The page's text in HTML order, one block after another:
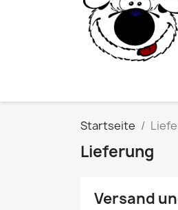
Startseite
Lieferung
Versand